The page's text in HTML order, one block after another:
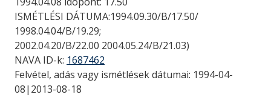
ISMÉTLÉSI DÁTUMA:1994.09.30/B/17.50/
1998.04.04/B/19.29;
2002.04.20/B/22.00 2004.05.24/B/21.03)
NAVA ID-k: 1687462
Felvétel, adás vagy ismétlések dátumai: 1994-04-
08|2013-08-18